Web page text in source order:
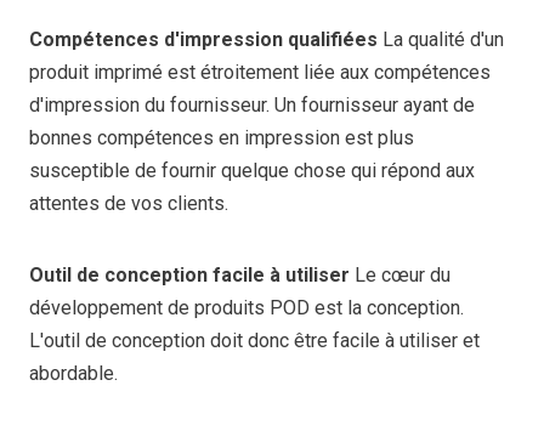
Compétences d'impression qualifiées La qualité d'un
produit imprimé est étroitement liée aux compétences
d'impression du fournisseur. Un fournisseur ayant de
bonnes compétences en impression est plus
susceptible de fournir quelque chose qui répond aux
attentes de vos clients.
Outil de conception facile à utiliser Le cœur du
développement de produits POD est la conception.
L'outil de conception doit donc être facile à utiliser et
abordable.